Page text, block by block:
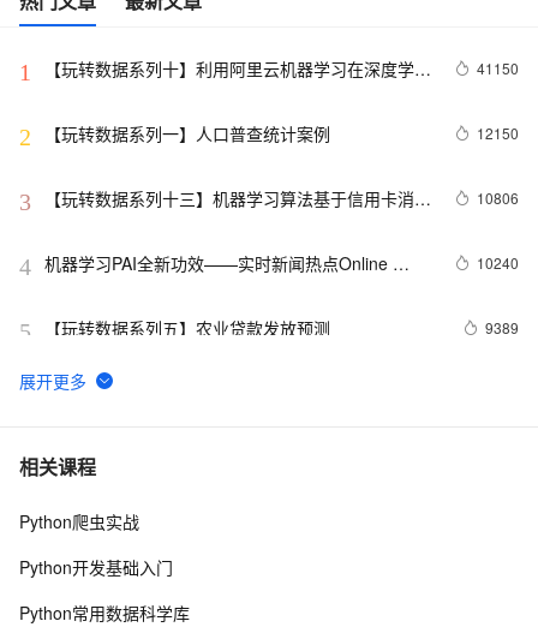
1
【玩转数据系列十】利用阿里云机器学习在深度学习
41150
2 【玩转数据系列一】人口普查统计案例 12150
3
【玩转数据系列十三】机器学习算法基于信用卡消费
10806
4 机器学习PAI全新功效——实时新闻热点Online
10240
5 【玩转数据系列五】农业贷款发放预测 9389
6
【玩转数据系列四】听说啤酒和尿布很配？本期教你
7 【玩转数据系列七】有娃的注意了，机器学习教您如
8 基于协同过滤算法的推荐
相关课程
Python爬虫实战
Python开发基础入门
Python常用数据科学库